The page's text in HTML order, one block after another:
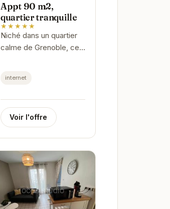
Appt 90 m2,
quartier tranquille
★★★★★
Niché dans un quartier
calme de Grenoble, cet
agencé, il est...
internet
Voir l'offre